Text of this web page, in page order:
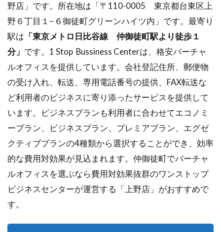
野店」です。所在地は「〒110-0005 東京都台東区上
野６丁目１−６御徒町グリーンハイツ内」です。最寄り
駅は 「東京メトロ日比谷線 仲御徒町駅より徒歩１
分」 です。1 Stop Bussiness Centerは、格安バーチャ
ルオフィスを提供しています。会社登記住所、郵便物
の受け入れ、転送、専用電話番号の提供、FAX転送な
ど利用者のビジネスに寄り添ったサービスを提供して
います。ビジネスプランも利用者に合わせてエコノミ
ープラン、ビジネスプラン、プレミアプラン、エグゼ
クティブプランの4種類から選択することができ、効率
的な費用対効果が見込まれます。仲御徒町でバーチャ
ルオフィスを選ぶなら費用対効果抜群のワンストップ
ビジネスセンターが運営する「上野店」がおすすめで
す。